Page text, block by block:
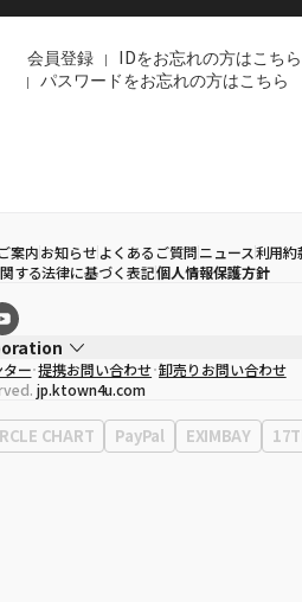
会員登録
IDをお忘れの方はこちら
パスワードをお忘れの方はこちら